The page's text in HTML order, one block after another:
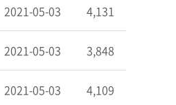
2021-05-03 4,131
2021-05-03 3,848
2021-05-03 4,109